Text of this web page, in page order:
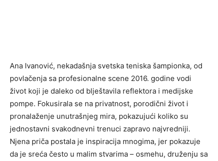
Ana Ivanović, nekadašnja svetska teniska šampionka, od
povlačenja sa profesionalne scene 2016. godine vodi
život koji je daleko od blještavila reflektora i medijske
pompe. Fokusirala se na privatnost, porodični život i
pronalaženje unutrašnjeg mira, pokazujući koliko su
jednostavni svakodnevni trenuci zapravo najvredniji.
Njena priča postala je inspiracija mnogima, jer pokazuje
da je sreća često u malim stvarima – osmehu, druženju sa